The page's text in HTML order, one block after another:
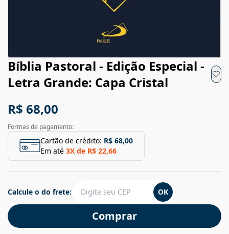
Bíblia Pastoral - Edição Especial -
Letra Grande: Capa Cristal
R$ 68,00
Formas de pagamento:
Cartão de crédito: R$ 68,00
Em até 3X de R$ 22,66
Comprar
Calcule o do frete: OK